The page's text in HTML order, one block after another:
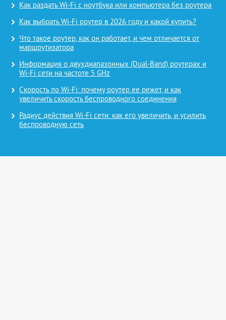
Как раздать Wi-Fi с ноутбука или компьютера без роутера
Как выбрать Wi-Fi роутер в 2026 году и какой купить?
Что такое роутер, как он работает, и чем отличается от
маршрутизатора
Информация о двухдиапазонных (Dual-Band) роутерах и
Wi-Fi сети на частоте 5 GHz
Скорость по Wi-Fi: почему роутер ее режет, и как
увеличить скорость беспроводного соединения
Радиус действия Wi-Fi сети: как его увеличить, и усилить
беспроводную сеть